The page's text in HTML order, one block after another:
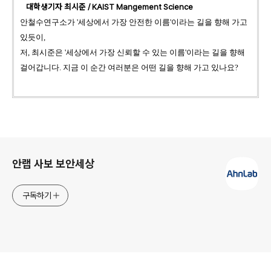
대학생기자 최시준 / KAIST Mangement Science
안철수연구소가 '세상에서 가장 안전한 이름'이라는 길을 향해 가고
있듯이,
저, 최시준은 '세상에서 가장 신뢰할 수 있는 이름'이라는 길을 향해
걸어갑니다. 지금 이 순간 여러분은 어떤 길을 향해 가고 있나요?
안랩 사보 보안세상
구독하기